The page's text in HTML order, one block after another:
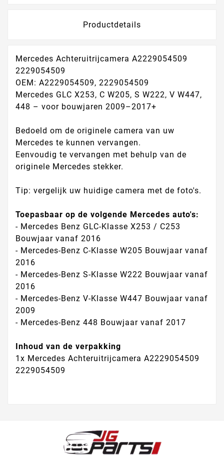
Productdetails
Mercedes Achteruitrijcamera A2229054509
2229054509
OEM: A2229054509, 2229054509
Mercedes GLC X253, C W205, S W222, V W447,
448 – voor bouwjaren 2009–2017+
Bedoeld om de originele camera van uw
Mercedes te kunnen vervangen.
Eenvoudig te vervangen met behulp van de
originele Mercedes stekker.
Tip: vergelijk uw huidige camera met de foto's.
Toepasbaar op de volgende Mercedes auto's:
- Mercedes Benz GLC-Klasse X253 / C253
Bouwjaar vanaf 2016
- Mercedes-Benz C-Klasse W205 Bouwjaar vanaf
2016
- Mercedes-Benz S-Klasse W222 Bouwjaar vanaf
2016
- Mercedes-Benz V-Klasse W447 Bouwjaar vanaf
2009
- Mercedes-Benz 448 Bouwjaar vanaf 2017
Inhoud van de verpakking
1x Mercedes Achteruitrijcamera A2229054509
2229054509